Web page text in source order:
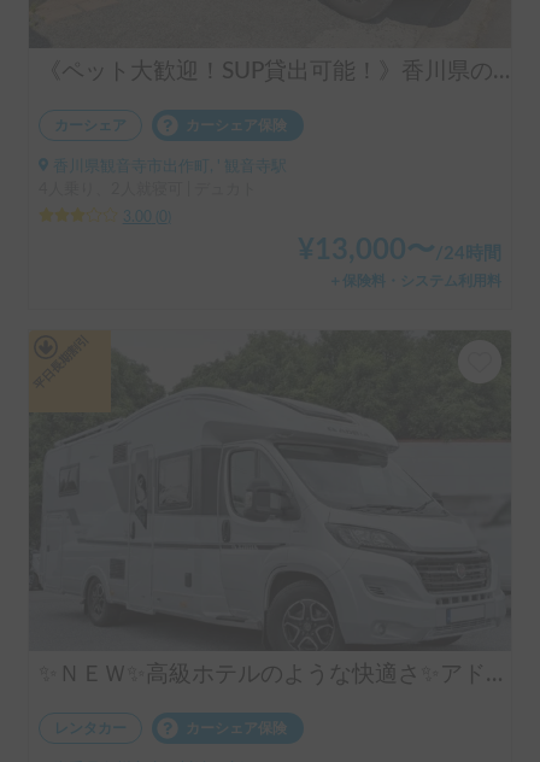
《ペット大歓迎！SUP貸出可能！》香川県の駅、空港配車OK！デュカトで四国一周へGo！ ！
カーシェア カーシェア保険
香川県観音寺市出作町, ' 観音寺駅
3.00
¥ 13,000〜 /24時間
＋保険料・システム利用料
✨ＮＥＷ✨高級ホテルのような快適さ✨アドリア マトリックス 670DL シュプリーム
レンタカー カーシェア保険